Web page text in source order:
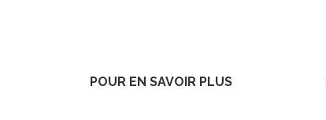
POUR EN SAVOIR PLUS